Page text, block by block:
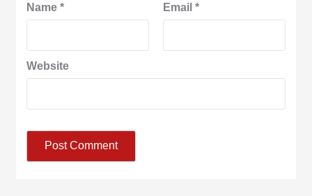
Name* Email *
Website